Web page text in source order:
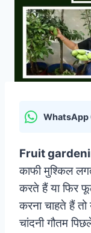
WhatsApp
Fruit
काफी मुश्किल
करते हैं या फिर
करना चाहते हैं
चांदनी गौतम